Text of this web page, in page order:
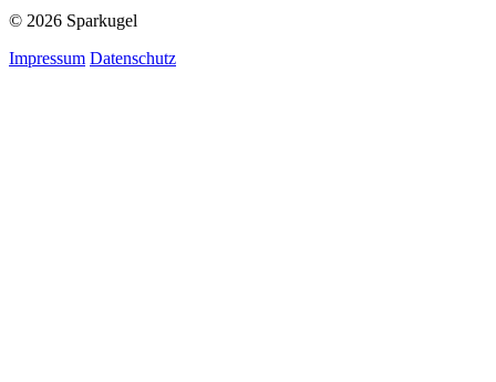
© 2026 Sparkugel
Impressum Datenschutz